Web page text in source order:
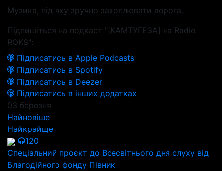
Музика, під яку зручно захоплювати ворога.
Підпишіться на подкаст "[КАМТУГЕЗА] на Radio
ROKS":
Підписатись в Apple Podcasts
Підписатись в Spotify
Підписатись в Deezer
Підписатись в інших додатках
03 березня
Найновіше
Найкрайще
120
Спеціальний проєкт до Всесвітнього дня слуху від
Благодійного фонду Півник